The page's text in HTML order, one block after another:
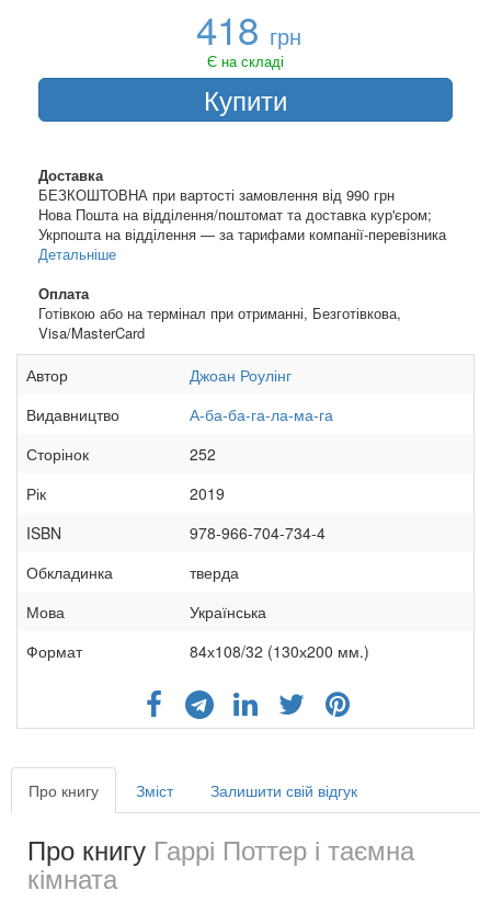
418 грн
Є на складі
Купити
Доставка
БЕЗКОШТОВНА при вартості замовлення від 990 грн
Нова Пошта на відділення/поштомат та доставка кур'єром;
Укрпошта на відділення — за тарифами компанії-перевізника
Детальніше
Оплата
Готівкою або на термінал при отриманні, Безготівкова,
Visa/MasterCard
Автор
Джоан Роулінг
Видавництво
А-ба-ба-га-ла-ма-га
Сторінок
252
Рік
2019
ISBN
978-966-704-734-4
Обкладинка
тверда
Мова
Українська
Формат
84х108/32 (130х200 мм.)
Про книгу Зміст Залишити свій відгук
Про книгу Гаррі Поттер і таємна
кімната